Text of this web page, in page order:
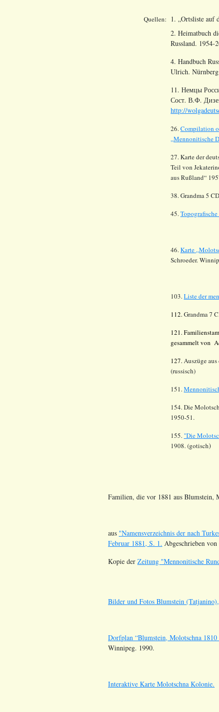
Quellen:
1. „Ortsliste auf
2. Heimatbuch
Russland. 1954-
4. Handbuch
Ulrich.
11. Немцы
Сост. В.Ф.
http://
26.Compilation
„Mennonitische
27. Karte der
Teil von
ausRußland“
38. Grandma 5
45.
46.Karte„
Schroeder.
103.Liste der
112.Grandma 7
121.
gesammelt von
127.Auszüge
(russisch)
151.
154. Die
1950-51.
155. "Die
1908. (gotisch)
Familien, die vor 1881 aus Blumstein,
aus "Namensverzeichnis der nach
Februar 1881, S. 1. Abgeschrieben
Kopie der Zeitung "Mennonitische
Bilder und Fotos Blumstein
Dorfplan “Blumstein, Molotschna 1810
Winnipeg. 1990.
Interaktive Karte Molotschna Kolonie.